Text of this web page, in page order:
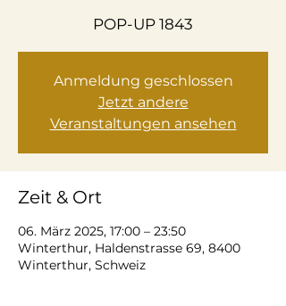
POP-UP 1843
Anmeldung geschlossen
Jetzt andere
Veranstaltungen ansehen
Zeit & Ort
06. März 2025, 17:00 – 23:50
Winterthur, Haldenstrasse 69, 8400
Winterthur, Schweiz